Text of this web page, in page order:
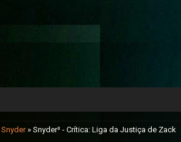
» Snyder³ - Crítica: Liga da Justiça de Zack